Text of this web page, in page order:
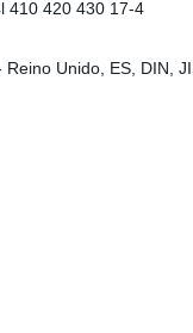
410 420 430 17-4
Reino Unido, ES, DIN,